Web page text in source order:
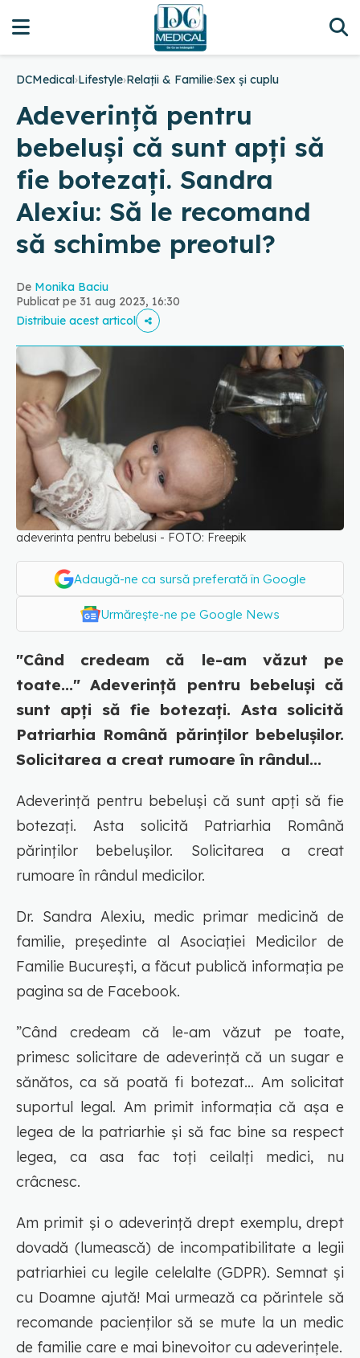
DCMedical›Lifestyle›Relații & Familie›Sex și cuplu
Adeverință pentru
bebeluși că sunt apți să
fie botezați. Sandra
Alexiu: Să le recomand
să schimbe preotul?
De Monika Baciu
Publicat pe 31 aug 2023, 16:30
Distribuie acest articol
adeverinta pentru bebelusi - FOTO: Freepik
Adaugă-ne ca sursă preferată în Google
Urmărește-ne pe Google News
"Când credeam că le-am văzut pe
toate..." Adeverință pentru bebeluși că
sunt apți să fie botezați. Asta solicită
Patriarhia Română părinților bebelușilor.
Solicitarea a creat rumoare în rândul...
Adeverință pentru bebeluși că sunt apți să fie
botezați. Asta solicită Patriarhia Română
părinților bebelușilor. Solicitarea a creat
rumoare în rândul medicilor.
Dr. Sandra Alexiu, medic primar medicină de
familie, președinte al Asociației Medicilor de
Familie București, a făcut publică informația pe
pagina sa de Facebook.
”Când credeam că le-am văzut pe toate,
primesc solicitare de adeverință că un sugar e
sănătos, ca să poată fi botezat... Am solicitat
suportul legal. Am primit informația că așa e
legea de la patriarhie și să fac bine sa respect
legea, ca asa fac toți ceilalți medici, nu
crâcnesc.
Am primit și o adeverință drept exemplu, drept
dovadă (lumească) de incompatibilitate a legii
patriarhiei cu legile celelalte (GDPR). Semnat și
cu Doamne ajută! Mai urmează ca părintele să
recomande pacienților să se mute la un medic
de familie care e mai binevoitor cu adeverințele.